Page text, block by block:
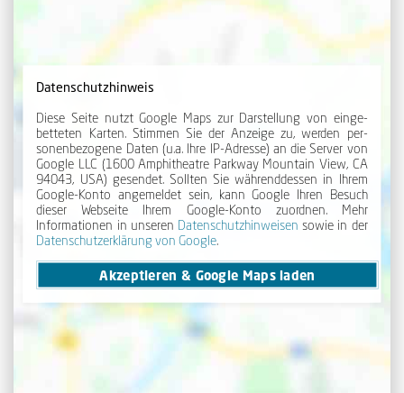
Datenschutzhinweis
Diese Seite nutzt Google Maps zur Dar­stellung von ein­ge­
betteten Karten. Stimmen Sie der An­zeige zu, werden per­
sonen­be­zogene Daten (u.a. Ihre IP-Adresse) an die Server von
Google LLC (1600 Amphi­theatre Park­way Mount­ain View, CA
94043, USA) gesendet. Sollten Sie während­dessen in Ihrem
Google-Konto angemeldet sein, kann Google Ihren Besuch
dieser Webseite Ihrem Google-Konto zuordnen. Mehr
Informationen in unseren Daten­schutz­hinweisen sowie in der
Daten­schutz­erklärung von Google.
Akzeptieren & Google Maps laden